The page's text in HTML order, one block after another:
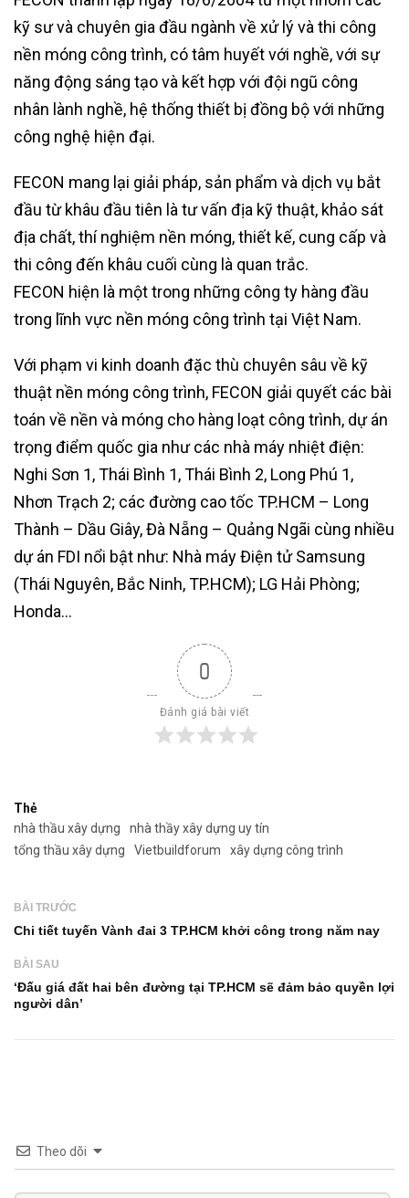
kỹ sư và chuyên gia đầu ngành về xử lý và thi công
nền móng công trình, có tâm huyết với nghề, với sự
năng động sáng tạo và kết hợp với đội ngũ công
nhân lành nghề, hệ thống thiết bị đồng bộ với những
công nghệ hiện đại.
FECON mang lại giải pháp, sản phẩm và dịch vụ bắt
đầu từ khâu đầu tiên là tư vấn địa kỹ thuật, khảo sát
địa chất, thí nghiệm nền móng, thiết kế, cung cấp và
thi công đến khâu cuối cùng là quan trắc.
FECON hiện là một trong những công ty hàng đầu
trong lĩnh vực nền móng công trình tại Việt Nam.
Với phạm vi kinh doanh đặc thù chuyên sâu về kỹ
thuật nền móng công trình, FECON giải quyết các bài
toán về nền và móng cho hàng loạt công trình, dự án
trọng điểm quốc gia như các nhà máy nhiệt điện:
Nghi Sơn 1, Thái Bình 1, Thái Bình 2, Long Phú 1,
Nhơn Trạch 2; các đường cao tốc TP.HCM – Long
Thành – Dầu Giây, Đà Nẵng – Quảng Ngãi cùng nhiều
dự án FDI nổi bật như: Nhà máy Điện tử Samsung
(Thái Nguyên, Bắc Ninh, TP.HCM); LG Hải Phòng;
Honda…
0
Đánh giá bài viết
Thẻ
nhà thầu xây dựng
nhà thầy xây dựng uy tín
tổng thầu xây dựng
Vietbuildforum xây dựng công trình
BÀI TRƯỚC
Chi tiết tuyến Vành đai 3 TP.HCM khởi công trong năm nay
BÀI SAU
‘Đấu giá đất hai bên đường tại TP.HCM sẽ đảm bảo quyền lợi
người dân’
Theo dõi